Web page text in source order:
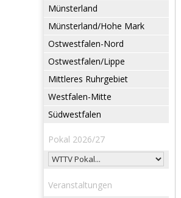
Münsterland
Münsterland/Hohe Mark
Ostwestfalen-Nord
Ostwestfalen/Lippe
Mittleres Ruhrgebiet
Westfalen-Mitte
Südwestfalen
Pokal 2026/27
Veranstaltungen